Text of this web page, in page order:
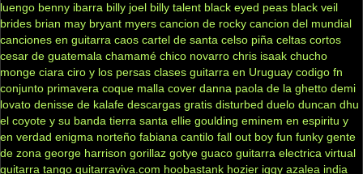
luengo benny ibarra billy joel billy talent black eyed peas black veil
brides brian may bryant myers cancion de rocky cancion del mundial
canciones en guitarra caos cartel de santa celso piña celtas cortos
cesar de guatemala chamamé chico novarro chris isaak chucho
monge ciara ciro y los persas clases guitarra en Uruguay codigo fn
conjunto primavera coque malla cover danna paola de la ghetto demi
lovato denisse de kalafe descargas gratis disturbed duelo duncan dhu
el coyote y su banda tierra santa ellie goulding eminem en espiritu y
en verdad enigma norteño fabiana cantilo fall out boy fun funky gente
de zona george harrison gorillaz gotye guaco guitarra electrica virtual
guitarra tango guitarraviva.com hoobastank hozier iggy azalea india